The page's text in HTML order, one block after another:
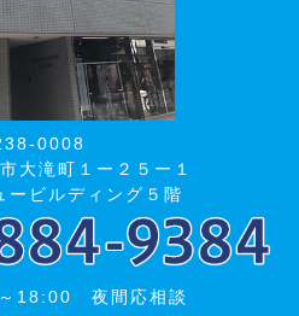
0008
大滝町１ー２５ー１
ービルディング５階
18:00 夜間応相談